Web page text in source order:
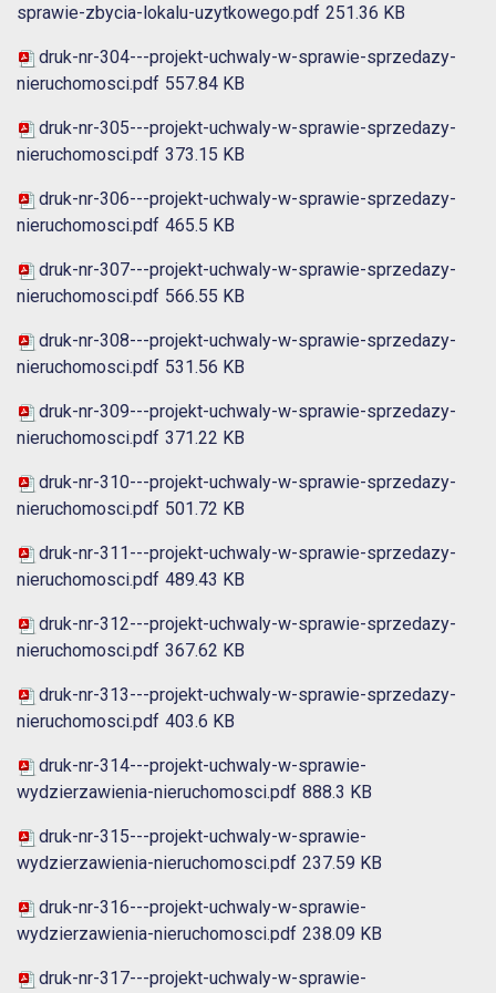
sprawie-zbycia-lokalu-uzytkowego.pdf 251.36 KB
druk-nr-304---projekt-uchwaly-w-sprawie-sprzedazy-
nieruchomosci.pdf 557.84 KB
druk-nr-305---projekt-uchwaly-w-sprawie-sprzedazy-
nieruchomosci.pdf 373.15 KB
druk-nr-306---projekt-uchwaly-w-sprawie-sprzedazy-
nieruchomosci.pdf 465.5 KB
druk-nr-307---projekt-uchwaly-w-sprawie-sprzedazy-
nieruchomosci.pdf 566.55 KB
druk-nr-308---projekt-uchwaly-w-sprawie-sprzedazy-
nieruchomosci.pdf 531.56 KB
druk-nr-309---projekt-uchwaly-w-sprawie-sprzedazy-
nieruchomosci.pdf 371.22 KB
druk-nr-310---projekt-uchwaly-w-sprawie-sprzedazy-
nieruchomosci.pdf 501.72 KB
druk-nr-311---projekt-uchwaly-w-sprawie-sprzedazy-
nieruchomosci.pdf 489.43 KB
druk-nr-312---projekt-uchwaly-w-sprawie-sprzedazy-
nieruchomosci.pdf 367.62 KB
druk-nr-313---projekt-uchwaly-w-sprawie-sprzedazy-
nieruchomosci.pdf 403.6 KB
druk-nr-314---projekt-uchwaly-w-sprawie-
wydzierzawienia-nieruchomosci.pdf 888.3 KB
druk-nr-315---projekt-uchwaly-w-sprawie-
wydzierzawienia-nieruchomosci.pdf 237.59 KB
druk-nr-316---projekt-uchwaly-w-sprawie-
wydzierzawienia-nieruchomosci.pdf 238.09 KB
druk-nr-317---projekt-uchwaly-w-sprawie-